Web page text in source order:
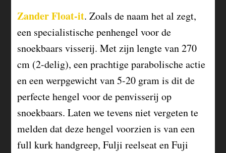
Zander Float-it. Zoals de naam het al zegt,
een specialistische penhengel voor de
snoekbaars visserij. Met zijn lengte van 270
cm (2-delig), een prachtige parabolische actie
en een werpgewicht van 5-20 gram is dit de
perfecte hengel voor de penvisserij op
snoekbaars. Laten we tevens niet vergeten te
melden dat deze hengel voorzien is van een
full kurk handgreep, Fulji reelseat en Fuji